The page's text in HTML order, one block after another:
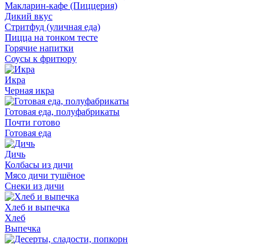
Макларин-кафе (Пиццерия)
Дикий вкус
Стритфуд (уличная еда)
Пицца на тонком тесте
Горячие напитки
Соусы к фритюру
Икра
Черная икра
Готовая еда, полуфабрикаты
Почти готово
Готовая еда
Дичь
Колбасы из дичи
Мясо дичи тушёное
Снеки из дичи
Хлеб и выпечка
Хлеб
Выпечка